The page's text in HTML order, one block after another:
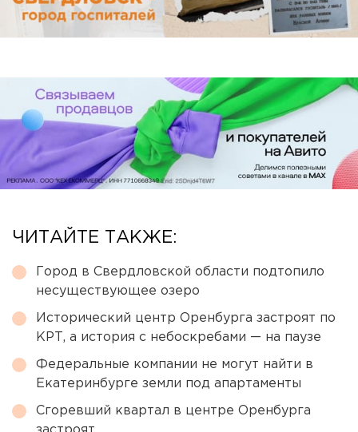
ЧИТАЙТЕ ТАКЖЕ:
Город в Свердловской области подтопило
несуществующее озеро
Исторический центр Оренбурга застроят по
КРТ, а история с небоскребами — на паузе
Федеральные компании не могут найти в
Екатеринбурге земли под апартаменты
Сгоревший квартал в центре Оренбурга